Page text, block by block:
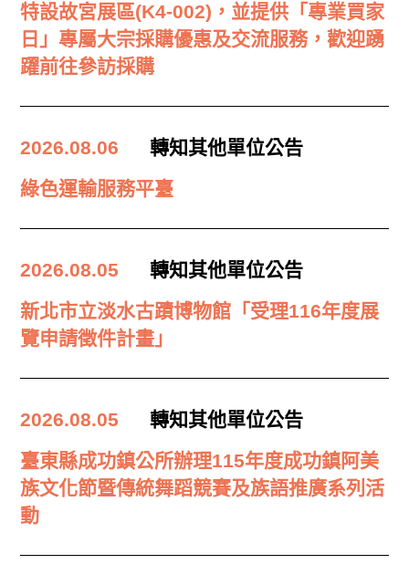
特設故宮展區(K4-002)，並提供「專業買家
日」專屬大宗採購優惠及交流服務，歡迎踴
躍前往參訪採購
2026.08.06
轉知其他單位公告
綠色運輸服務平臺
2026.08.05
轉知其他單位公告
新北市立淡水古蹟博物館「受理116年度展
覽申請徵件計畫」
2026.08.05
轉知其他單位公告
臺東縣成功鎮公所辦理115年度成功鎮阿美
族文化節暨傳統舞蹈競賽及族語推廣系列活
動